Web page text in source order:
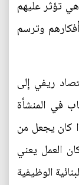
تؤثر عليهم
وترسم
ريفي إلى
في المنشأة
كان يجعل من
العمل يعني
الوظيفية